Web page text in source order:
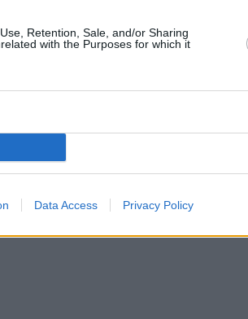
Retention, Sale, and/or Sharing
with the Purposes for which it
Data Access Privacy Policy
großes Geschäft mit den
Ergebnisse vorliegen
Gewinner möglicherweise nicht